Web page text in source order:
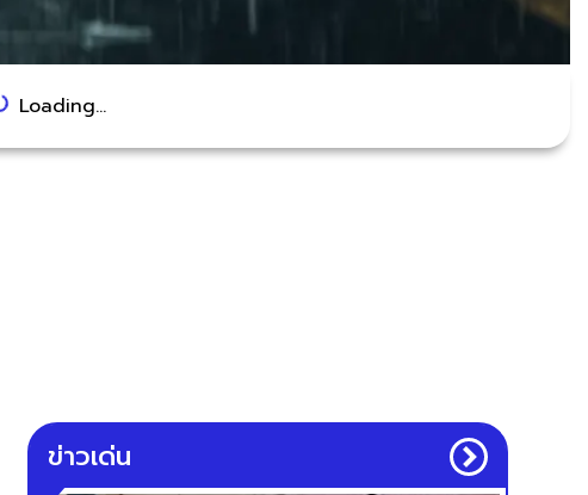
Loading...
ข่าวเด่น